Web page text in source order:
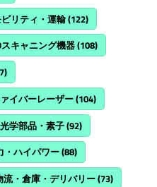
リティ・運輸(122)
スキャニング機器(108)
イバーレーザー(104)
光学部品・素子(92)
・ハイパワー(88)
流・倉庫・デリバリー(73)